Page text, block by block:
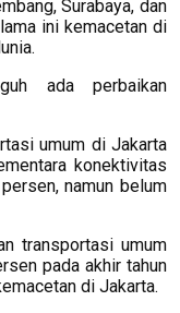
Surabaya, dan
ini kemacetan di
ada perbaikan
umum di Jakarta
konektivitas
namun belum
transportasi umum
pada akhir tahun
di Jakarta.